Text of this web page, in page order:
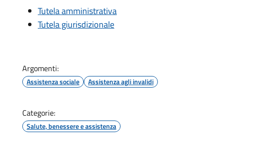
Tutela amministrativa
Tutela giurisdizionale
Argomenti:
Assistenza sociale Assistenza agli invalidi
Categorie:
Salute, benessere e assistenza